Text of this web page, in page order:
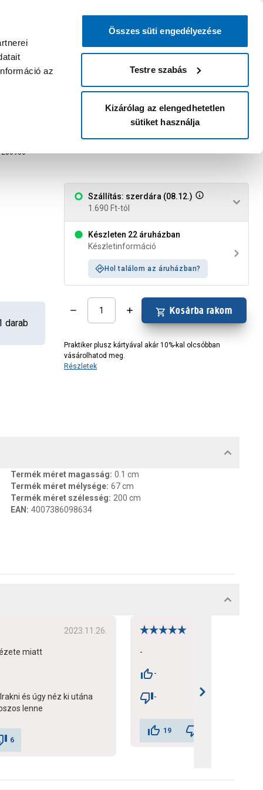
az
Összes süti engedélyezése
Testre szabás
Kizárólag az elengedhetetlen
sütiket használja
bejelentkezni?
Belépés Listáim
Áruházak és szolgáltatások
átlátszó tej (346-8052)
256956
darab
Szállítás: szerdára (08.12.)
1.690 Ft-tól
Készleten 22 áruházban
Készletinformáció
Hol találom az áruházban?
Kosárba rakom
Praktiker plusz kártyával akár 10%-kal olcsóbban
vásárolhatod meg.
Részletek
Termék méret magasság: 0.1 cm
Termék méret mélysége: 67 cm
Termék méret szélesség: 200 cm
EAN : 4007386098634
2023.11.26.
miatt
és úgy néz ki utána
lenne
6
-
-
-
19